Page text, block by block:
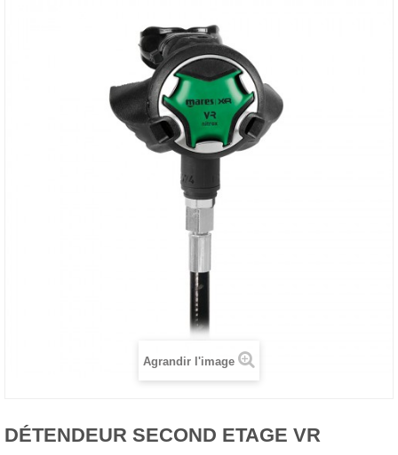
Agrandir l'image
DÉTENDEUR SECOND ETAGE VR